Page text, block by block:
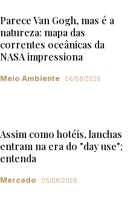
Parece Van Gogh, mas é a
natureza: mapa das
correntes oceânicas da
NASA impressiona
Meio Ambiente 06/08/2026
Assim como hotéis, lanchas
entram na era do "day use";
entenda
Mercado 05/08/2026